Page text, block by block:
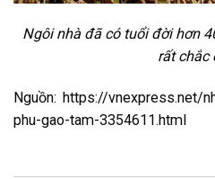
Ngôi nhà đã có tuổi đời hơn
rất chắc
Nguồn: https://vnexpress.net/
phu-gao-tam-3354611.html